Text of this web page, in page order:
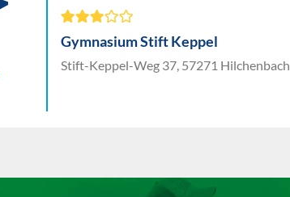
Gymnasium Stift Keppel
Stift-Keppel-Weg 37, 57271 Hilchenbach